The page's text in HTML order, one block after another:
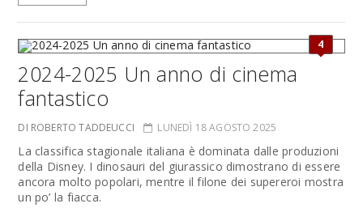
4
2024-2025 Un anno di cinema
fantastico
DI ROBERTO TADDEUCCI LUNEDÌ 18 AGOSTO 2025
La classifica stagionale italiana è dominata dalle produzioni
della Disney. I dinosauri del giurassico dimostrano di essere
ancora molto popolari, mentre il filone dei supereroi mostra
un po’ la fiacca.